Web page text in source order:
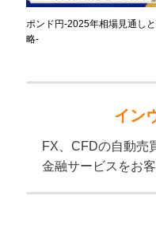
ポンド円-2025年相場見通し
略-
イン
FX、CFDの自動売
金融サービスをお